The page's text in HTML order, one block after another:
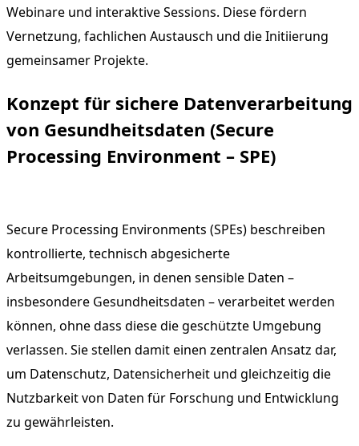
Webinare und interaktive Sessions. Diese fördern
Vernetzung, fachlichen Austausch und die Initiierung
gemeinsamer Projekte.
Konzept für sichere Datenverarbeitung
von Gesundheitsdaten (Secure
Processing Environment – SPE)
Secure Processing Environments (SPEs) beschreiben
kontrollierte, technisch abgesicherte
Arbeitsumgebungen, in denen sensible Daten –
insbesondere Gesundheitsdaten – verarbeitet werden
können, ohne dass diese die geschützte Umgebung
verlassen. Sie stellen damit einen zentralen Ansatz dar,
um Datenschutz, Datensicherheit und gleichzeitig die
Nutzbarkeit von Daten für Forschung und Entwicklung
zu gewährleisten.